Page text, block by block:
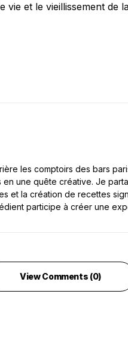
vie et le vieillissement de
les comptoirs des bars
en une quête créative. Je
et la création de recettes
participe à créer une
View Comments (0)